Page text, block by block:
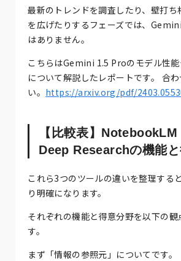
最新のトレンドを調査したり、壁打ち
を広げたりするフェーズでは、
はありません。
こちらはGemini 1.5 Proのモデル性
について解説したレポートです。 合
い。 https://arxiv.org/pdf/
【比較表】
Deep Researchの機能
これら3つのツールの違いを整理する
り明確になります。
それぞれの機能と得意分野を以下の観
す。
まず「情報の参照元」についてです。